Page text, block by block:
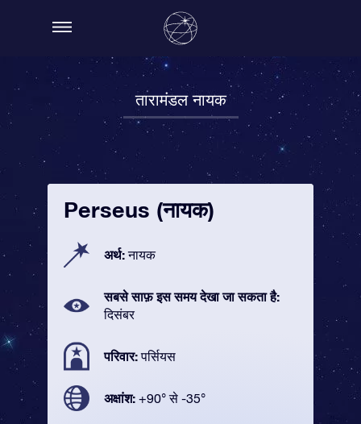
तारामंडल नायक
Perseus (नायक)
अर्थ:नायक
सबसे साफ़ इस समय देखा जा सकता है:
दिसंबर
परिवार:पर्सियस
अक्षांश: +90° से -35°